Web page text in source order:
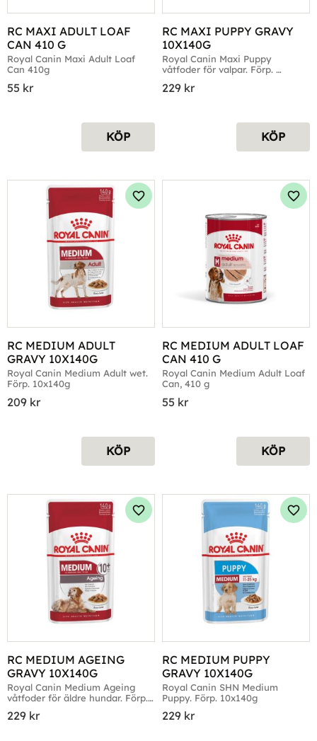
RC MAXI ADULT LOAF
CAN 410 G
Royal Canin Maxi Adult Loaf
Can 410g
55 kr
KÖP
RC MAXI PUPPY GRAVY
10X140G
Royal Canin Maxi Puppy
våtfoder för valpar. Förp.
229 kr
KÖP
RC MEDIUM ADULT
GRAVY 10X140G
Royal Canin Medium Adult wet.
Förp. 10x140g
209 kr
Lägg till i favoriter
KÖP
RC MEDIUM ADULT LOAF
CAN 410 G
Royal Canin Medium Adult Loaf
Can, 410 g
55 kr
KÖP
RC MEDIUM AGEING
GRAVY 10X140G
Royal Canin Medium Ageing
våtfoder för äldre hundar. Förp.
229 kr
Lägg till i favoriter
RC MEDIUM PUPPY
GRAVY 10X140G
Royal Canin SHN Medium
Puppy. Förp. 10x140g
229 kr